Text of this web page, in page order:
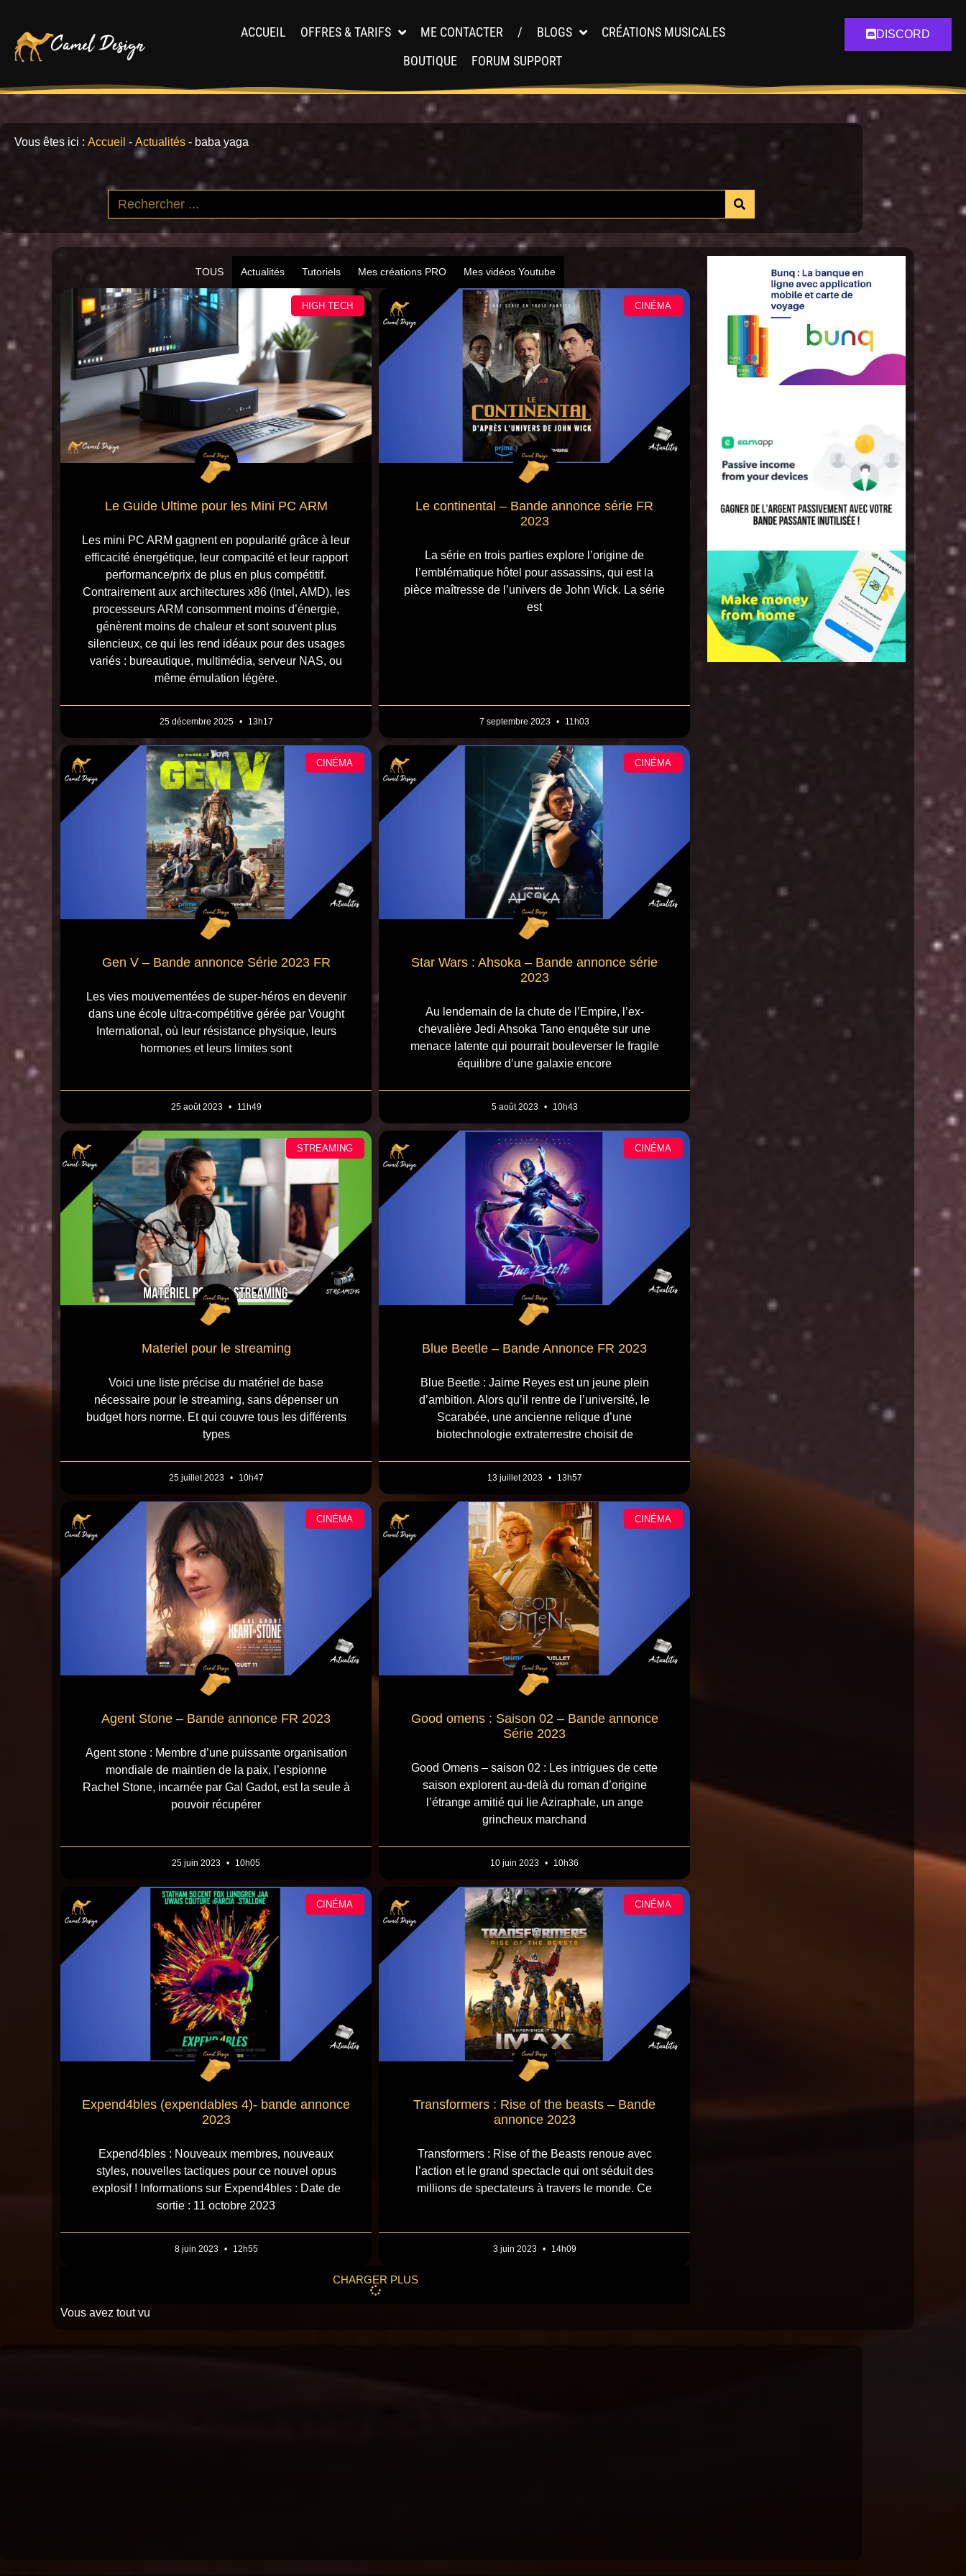
ACCUEIL OFFRES & TARIFS ME CONTACTER / BLOGS
CRÉATIONS MUSICALES
BOUTIQUE
FORUM SUPPORT
DISCORD
Vous êtes ici : Accueil - Actualités - baba yaga
TOUS Actualités Tutoriels Mes créations PRO Mes vidéos Youtube
HIGH TECH
Le Guide Ultime pour les Mini PC ARM
Les mini PC ARM gagnent en popularité grâce à leur
efficacité énergétique, leur compacité et leur rapport
performance/prix de plus en plus compétitif.
Contrairement aux architectures x86 (Intel, AMD), les
processeurs ARM consomment moins d’énergie,
génèrent moins de chaleur et sont souvent plus
silencieux, ce qui les rend idéaux pour des usages
variés : bureautique, multimédia, serveur NAS, ou
même émulation légère.
25 décembre 2025 13h17
CINÉMA
Le continental – Bande annonce série FR
2023
La série en trois parties explore l’origine de
l’emblématique hôtel pour assassins, qui est la
pièce maîtresse de l’univers de John Wick. La série
est
7 septembre 2023 11h03
CINÉMA
Gen V – Bande annonce Série 2023 FR
Les vies mouvementées de super-héros en devenir
dans une école ultra-compétitive gérée par Vought
International, où leur résistance physique, leurs
hormones et leurs limites sont
25 août 2023 11h49
CINÉMA
Star Wars : Ahsoka – Bande annonce série
2023
Au lendemain de la chute de l’Empire, l’ex-
chevalière Jedi Ahsoka Tano enquête sur une
menace latente qui pourrait bouleverser le fragile
équilibre d’une galaxie encore
5 août 2023 10h43
STREAMING
Materiel pour le streaming
Voici une liste précise du matériel de base
nécessaire pour le streaming, sans dépenser un
budget hors norme. Et qui couvre tous les différents
types
25 juillet 2023 10h47
CINÉMA
Blue Beetle – Bande Annonce FR 2023
Blue Beetle : Jaime Reyes est un jeune plein
d’ambition. Alors qu’il rentre de l’université, le
Scarabée, une ancienne relique d’une
biotechnologie extraterrestre choisit de
13 juillet 2023 13h57
CINÉMA
Agent Stone – Bande annonce FR 2023
Agent stone : Membre d’une puissante organisation
mondiale de maintien de la paix, l’espionne
Rachel Stone, incarnée par Gal Gadot, est la seule à
pouvoir récupérer
25 juin 2023 10h05
CINÉMA
Good omens : Saison 02 – Bande annonce
Série 2023
Good Omens – saison 02 : Les intrigues de cette
saison explorent au-delà du roman d’origine
l’étrange amitié qui lie Aziraphale, un ange
grincheux marchand
10 juin 2023 10h36
CINÉMA
Expend4bles (expendables 4)- bande annonce
2023
Expend4bles : Nouveaux membres, nouveaux
styles, nouvelles tactiques pour ce nouvel opus
explosif ! Informations sur Expend4bles : Date de
sortie : 11 octobre 2023
8 juin 2023 12h55
CINÉMA
Transformers : Rise of the beasts – Bande
annonce 2023
Transformers : Rise of the Beasts renoue avec
l’action et le grand spectacle qui ont séduit des
millions de spectateurs à travers le monde. Ce
3 juin 2023 14h09
CHARGER PLUS
Vous avez tout vu